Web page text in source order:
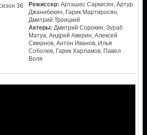
Режиссер: Арташес Саркисян, Артур
Джанибекян, Гарик Мартиросян,
Дмитрий Троицкий
Актеры: Дмитрий Сорокин, Зураб
Матуа, Андрей Аверин, Алексей
Смирнов, Антон Иванов, Илья
Соболев, Гарик Харламов, Павел
Воля